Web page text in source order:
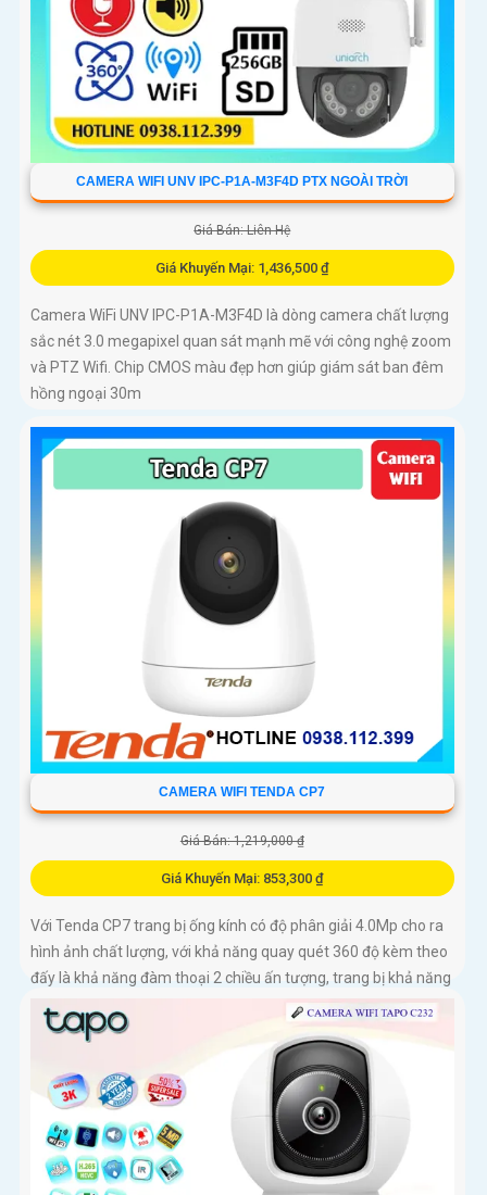
CAMERA WIFI UNV IPC-P1A-M3F4D PTX NGOÀI TRỜI
Giá Bán: Liên Hệ
Giá Khuyến Mại: 1,436,500 ₫
Camera WiFi UNV IPC-P1A-M3F4D là dòng camera chất lượng
sắc nét 3.0 megapixel quan sát mạnh mẽ với công nghệ zoom
và PTZ Wifi. Chip CMOS màu đẹp hơn giúp giám sát ban đêm
hồng ngoại 30m
CAMERA WIFI TENDA CP7
Giá Bán: 1,219,000 ₫
Giá Khuyến Mại: 853,300 ₫
Với Tenda CP7 trang bị ống kính có độ phân giải 4.0Mp cho ra
hình ảnh chất lượng, với khả năng quay quét 360 độ kèm theo
đấy là khả năng đàm thoại 2 chiều ấn tượng, trang bị khả năng
phát hiện chuyển động và phát hiện âm thanh bất thường